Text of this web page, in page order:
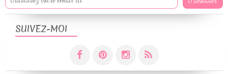
SUIVEZ-MOI